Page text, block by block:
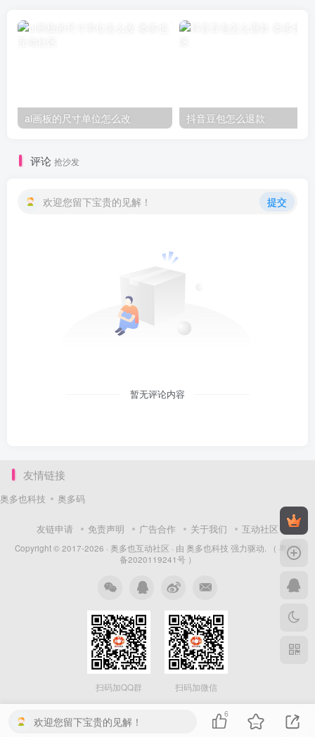
ai画板的尺寸单位怎么改 抖音豆包怎么退款
评论 抢沙发
欢迎您留下宝贵的见解！ 提交
暂无评论内容
友情链接
奥多也科技 奥多码
友链申请 免责声明 广告合作 关于我们 互动社区
Copyright © 2017-2026 · 奥多也互动社区 · 由 奥多也科技 强力驱动.
（ 粤ICP
备2020119241号 ）
扫码加QQ群 扫码加微信
欢迎您留下宝贵的见解！
6